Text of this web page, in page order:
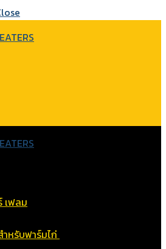
เฟลม
หรับฟาร์มไก่